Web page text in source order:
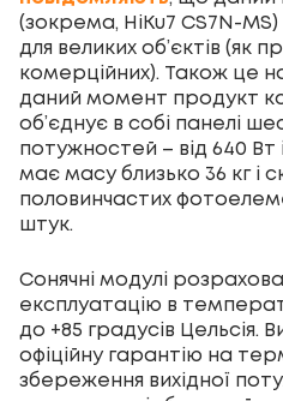
(зокрема, HiKu7 CS7N-
для великих об’єктів (як
комерційних). Також це
даний момент продукт
об’єднує в собі панелі
потужностей – від 640 Вт
має масу близько 36 кг і
половинчастих
штук.
Сонячні модулі
експлуатацію в
до +85 градусів Цельсія.
офіційну гарантію на
збереження вихідної